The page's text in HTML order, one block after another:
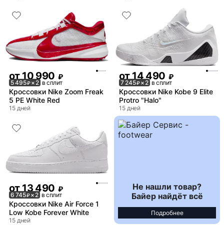
от 10 990 ₽
5 495₽× 2 в сплит
Кроссовки Nike Zoom Freak
5 PE White Red
15 дней
от 14 490 ₽
7 245₽× 2 в сплит
Кроссовки Nike Kobe 9 Elite
Protro "Halo"
15 дней
от13 490 ₽
6 745₽× 2 в сплит
Кроссовки Nike Air Force 1
Low Kobe Forever White
15 дней
Не нашли товар?
Байер найдёт всё
Подробнее